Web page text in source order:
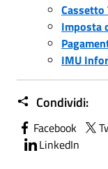
Imposta
IMU
Condividi:
Facebook
LinkedIn